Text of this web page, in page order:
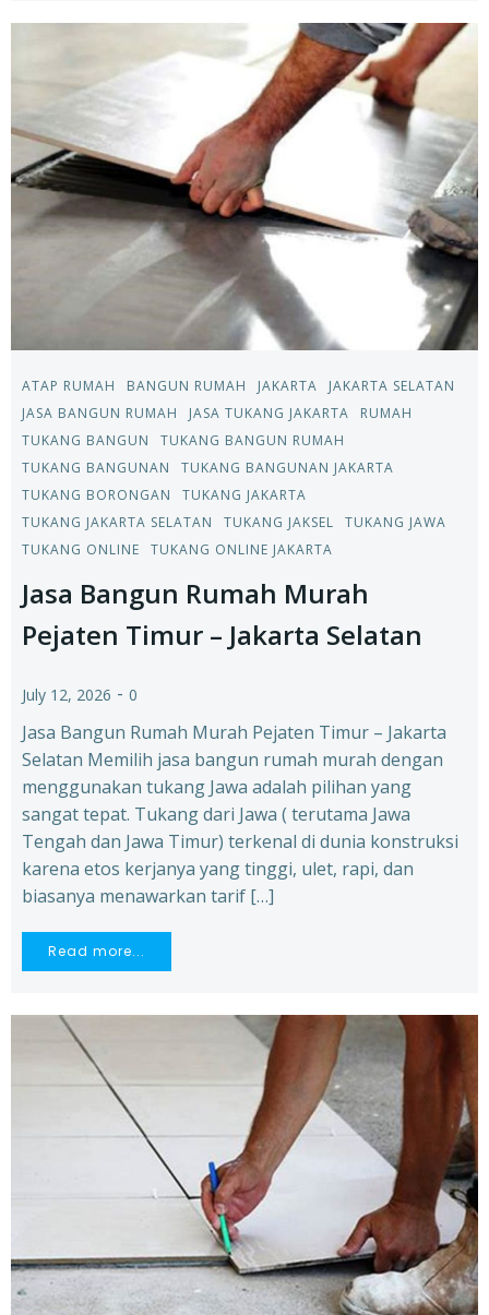
ATAP RUMAH BANGUN RUMAH JAKARTA
JAKARTA SELATAN
JASA BANGUN RUMAH
JASA TUKANG JAKARTA
RUMAH
TUKANG BANGUN
TUKANG BANGUN RUMAH
TUKANG BANGUNAN
TUKANG BANGUNAN JAKARTA
TUKANG BORONGAN
TUKANG JAKARTA
TUKANG JAKARTA SELATAN
TUKANG JAKSEL
TUKANG JAWA
TUKANG ONLINE
TUKANG ONLINE JAKARTA
Jasa Bangun Rumah Murah
Pejaten Timur – Jakarta Selatan
July 12, 2026 - 0
Jasa Bangun Rumah Murah Pejaten Timur – Jakarta
Selatan Memilih jasa bangun rumah murah dengan
menggunakan tukang Jawa adalah pilihan yang
sangat tepat. Tukang dari Jawa ( terutama Jawa
Tengah dan Jawa Timur) terkenal di dunia konstruksi
karena etos kerjanya yang tinggi, ulet, rapi, dan
biasanya menawarkan tarif […]
Read more...